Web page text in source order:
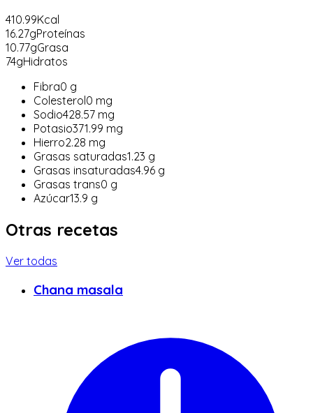
410.99Kcal
16.27gProteínas
10.77gGrasa
74gHidratos
Fibra0 g
Colesterol0 mg
Sodio428.57 mg
Potasio371.99 mg
Hierro2.28 mg
Grasas saturadas1.23 g
Grasas insaturadas4.96 g
Grasas trans0 g
Azúcar13.9 g
Otras recetas
Ver todas
Chana masala